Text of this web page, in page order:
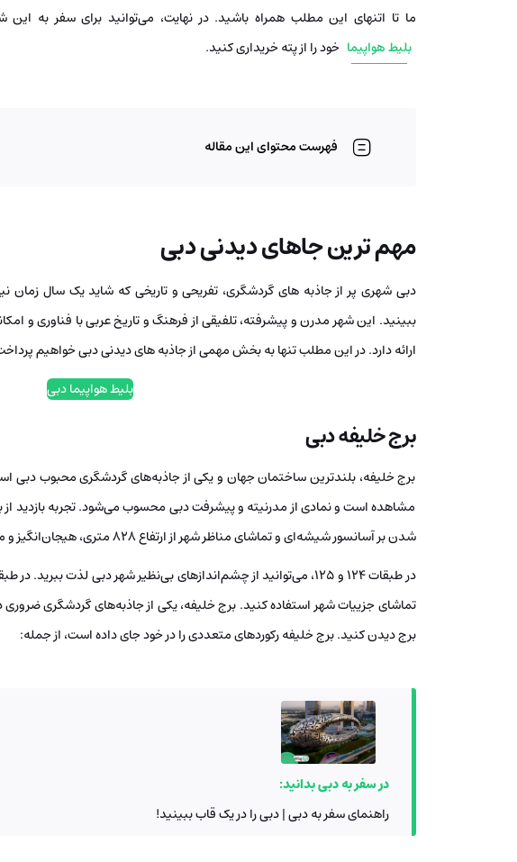
ما تا اتنهای این مطلب همراه باشید. در نهایت، می‌توانید برای سفر به این
بلیط هواپیما خود را از پته خریداری کنید.
فهرست محتوای این مقاله
مهم ترین جاهای دیدنی دبی
دبی شهری پر از جاذبه های گردشگری، تفریحی و تاریخی که شاید یک سال زمان
ببینید. این شهر مدرن و پیشرفته، تلفیقی از فرهنگ و تاریخ عربی با فناوری و
ارائه دارد. در این مطلب تنها به بخش مهمی از جاذبه های دیدنی دبی خواهیم
بلیط هواپیما دبی
برج خلیفه دبی
مشاهده است و نمادی از مدرنیته و پیشرفت دبی محسوب می‌شود. تجربه بازدید
شدن بر آسانسور شیشه‌ای و تماشای مناظر شهر از ارتفاع 828 متری، هیجان‌انگیز و منحصربه‌فرد است.
تماشای جزییات شهر استفاده کنید. برج خلیفه، یکی از جاذبه‌های گردشگری
برج دیدن کنید. برج خلیفه رکوردهای متعددی را در خود جای داده است، از جمله:
در سفر به دبی بدانید:
راهنمای سفر به دبی | دبی را در یک قاب ببینید!